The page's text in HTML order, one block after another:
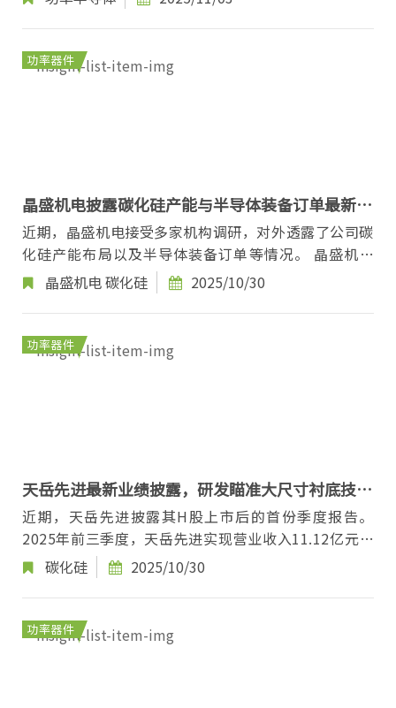
功率器件
晶盛机电披露碳化硅产能与半导体装备订单最新进
展
近期，晶盛机电接受多家机构调研，对外透露了公司碳
化硅产能布局以及半导体装备订单等情况。 晶盛机电
指出，公司积极布局碳化硅产能，在上虞布局年产...
晶盛机电碳化硅 2025/10/30
功率器件
天岳先进最新业绩披露，研发瞄准大尺寸衬底技术
和新应用
近期，天岳先进披露其H股上市后的首份季度报告。
2025年前三季度，天岳先进实现营业收入11.12亿元，
同比下降13.21%；归母净利润111.99万元，同比下降
碳化硅 2025/10/30
功率器件